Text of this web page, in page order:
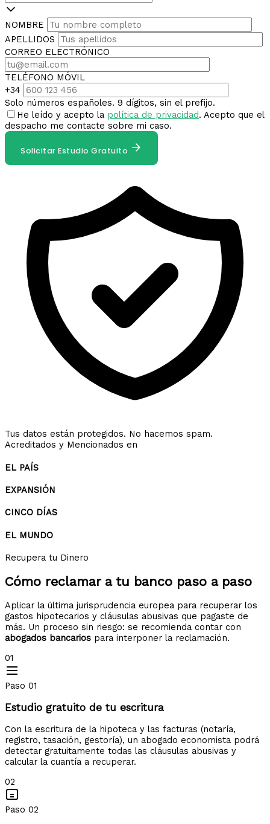
NOMBRE
APELLIDOS
CORREO ELECTRÓNICO
TELÉFONO MÓVIL
+34
Solo números españoles. 9 dígitos, sin el prefijo.
He leído y acepto la política de privacidad. Acepto que el
despacho me contacte sobre mi caso.
Solicitar Estudio Gratuito
Tus datos están protegidos. No hacemos spam.
Acreditados y Mencionados en
EL PAÍS
EXPANSIÓN
CINCO DÍAS
EL MUNDO
Recupera tu Dinero
Cómo reclamar a tu banco paso a paso
Aplicar la última jurisprudencia europea para recuperar los
gastos hipotecarios y cláusulas abusivas que pagaste de
más. Un proceso sin riesgo: se recomienda contar con
abogados bancarios para interponer la reclamación.
01
Paso 01
Estudio gratuito de tu escritura
Con la escritura de la hipoteca y las facturas (notaría,
registro, tasación, gestoría), un abogado economista podrá
detectar gratuitamente todas las cláusulas abusivas y
calcular la cuantía a recuperar.
02
Paso 02